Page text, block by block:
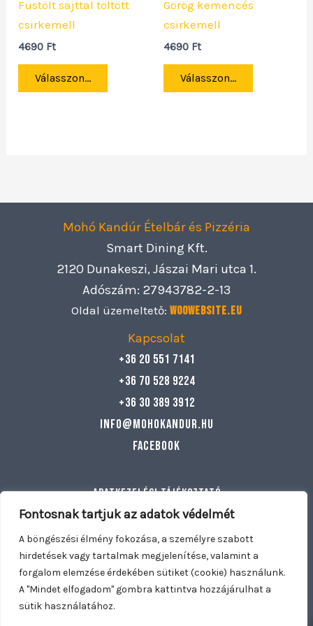
Fontosnak tartjuk az adatok védelmét
A böngészési élmény fokozása, a személyre szabott
hirdetések vagy tartalmak megjelenítése, valamint a
forgalom elemzése érdekében sütiket (cookie) használunk.
A "Mindet elfogadom" gombra kattintva hozzájárulhat a
sütik használatához.
Füstölt sajttal töltött
csirkemell
4690 Ft
Válasszon...
Görög kemencés
csirkemell
4690 Ft
Válasszon...
Mohó Kandúr Ételbár és Pizzéria
Smart Dining Kft.
2120 Dunakeszi, Jászai Mari utca 1.
Adószám: 27943782-2-13
Oldal üzemeltető: Woowebsite.eu
Kapcsolat
+36 20 551 7141
+36 70 528 9224
+36 30 389 3912
info@mohokandur.hu
Facebook
Adatkezelési tájékoztató
Általános szerződési feltételek
Egyéb információ
Copyright © 2026 Mohó Kandúr | Nyitva tartunk: Hétfő –
Vasárnap 11:00 – 21:30 | Kiszállítás: Dunakeszi, Fót, Göd,